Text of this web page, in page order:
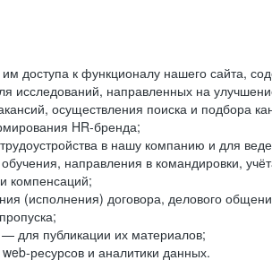
доступа к функционалу нашего сайта,
направленных на
осуществления поиска и подбора
HR-бренда;
в нашу компанию и для
направления в командировки,
компенсаций;
(исполнения) договора, делового
для публикации их материалов;
ресурсов и аналитики данных.